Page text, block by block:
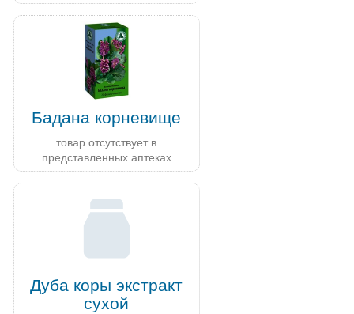
Бадана корневище
товар отсутствует в
представленных аптеках
Дуба коры экстракт
сухой